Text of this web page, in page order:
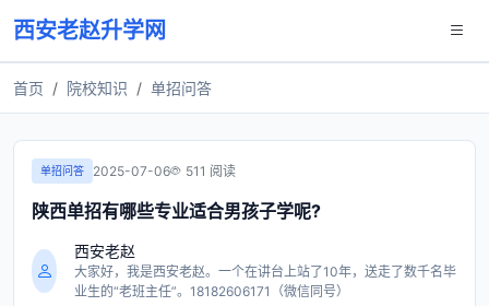
西安老赵升学网
首页 院校知识 单招问答
单招问答 2025-07-06 511 阅读
陕西单招有哪些专业适合男孩子学呢?
西安老赵
大家好，我是西安老赵。一个在讲台上站了10年，送走了数千名毕
业生的“老班主任”。18182606171（微信同号）